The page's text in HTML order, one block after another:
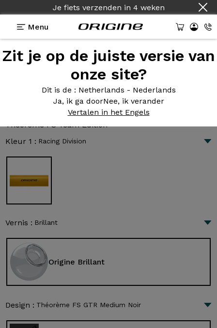
Land : Nederlands
Menu
Zit je op de juiste versie van
onze site?
Dit is de : Netherlands - Nederlands
Ja, ik ga doorNee, ik verander
Vertalen in het Engels
Presentatie Technologie
Théorème FS Team Editie
Théorème FS Team Edition
Kleur 1 : Racing Division
Vernis : Brillant
Origine Brillant
Design : Théorème FS GTR Medium Noir